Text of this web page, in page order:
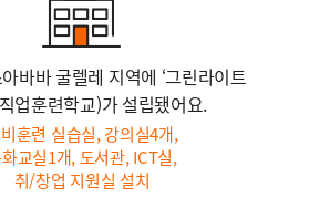
바바 굴렐레 지역에 ‘그린라이트
업훈련학교)가 설립됐어요.
훈련 실습실, 강의실4개,
교실1개, 도서관, ICT실,
취/창업 지원실 설치